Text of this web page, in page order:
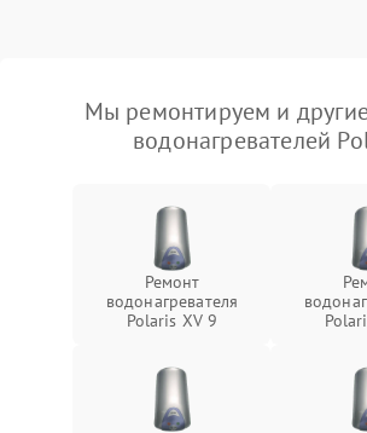
Мы ремонтируем и
водонагревателей
Ремонт
водонагревателя
Polaris XV 9